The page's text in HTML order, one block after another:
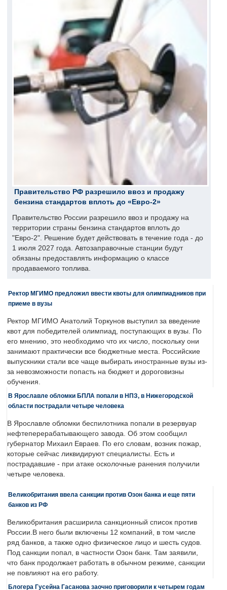
Правительство РФ разрешило ввоз и продажу
бензина стандартов вплоть до «Евро-2»
Правительство России разрешило ввоз и продажу на
территории страны бензина стандартов вплоть до
"Евро-2". Решение будет действовать в течение года - до
1 июля 2027 года. Автозаправочные станции будут
обязаны предоставлять информацию о классе
продаваемого топлива.
Ректор МГИМО предложил ввести квоты для олимпиадников при
приеме в вузы
Ректор МГИМО Анатолий Торкунов выступил за введение
квот для победителей олимпиад, поступающих в вузы. По
его мнению, это необходимо что их число, поскольку они
занимают практически все бюджетные места. Российские
выпускники стали все чаще выбирать иностранные вузы из-
за невозможности попасть на бюджет и дороговизны
обучения.
В Ярославле обломки БПЛА попали в НПЗ, в Нижегородской
области пострадали четыре человека
В Ярославле обломки беспилотника попали в резервуар
нефтеперерабатывающего завода. Об этом сообщил
губернатор Михаил Евраев. По его словам, возник пожар,
которые сейчас ликвидируют специалисты. Есть и
пострадавшие - при атаке осколочные ранения получили
четыре человека.
Великобритания ввела санкции против Озон банка и еще пяти
банков из РФ
Великобритания расширила санкционный список против
России.В него были включены 12 компаний, в том числе
ряд банков, а также одно физическое лицо и шесть судов.
Под санкции попал, в частности Озон банк. Там заявили,
что банк продолжает работать в обычном режиме, санкции
не повлияют на его работу.
Блогера Гусейна Гасанова заочно приговорили к четырем годам